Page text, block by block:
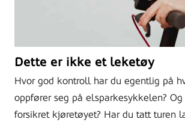
Dette er ikke et leketøy
Hvor god kontroll har du egentlig på
oppfører seg på elsparkesykkelen? Og
forsikret kjøretøyet? Har du tatt turen